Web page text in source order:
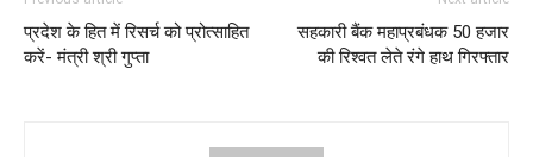
प्रदेश के हित में रिसर्च को प्रोत्साहित
करें- मंत्री श्री गुप्ता
सहकारी बैंक महाप्रबंधक 50 हजार
की रिश्वत लेते रंगे हाथ गिरफ्तार